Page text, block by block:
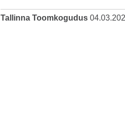
Tallinna Toomkogudus